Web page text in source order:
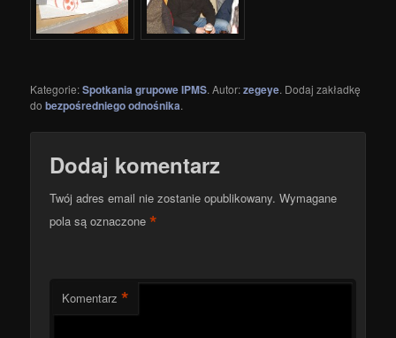
Kategorie:Spotkania grupowe IPMS. Autor:zegeye. Dodaj zakładkę
dobezpośredniego odnośnika.
Dodaj komentarz
Twój adres email nie zostanie opublikowany. Wymagane
pola są oznaczone*
Komentarz *